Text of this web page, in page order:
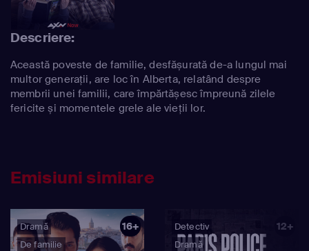
Descriere:
Această poveste de familie, desfășurată de-a lungul mai
multor generații, are loc în Alberta, relatând despre
membrii unei familii, care împărtășesc împreună zilele
fericite și momentele grele ale vieții lor.
Emisiuni similare
Dramă
De familie
16+
Detectiv
Dramă
12+